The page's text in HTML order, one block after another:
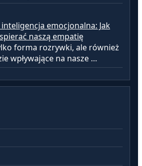
emocjonalna: Jak
naszą empatię
forma rozrywki, ale również
wpływające na nasze …